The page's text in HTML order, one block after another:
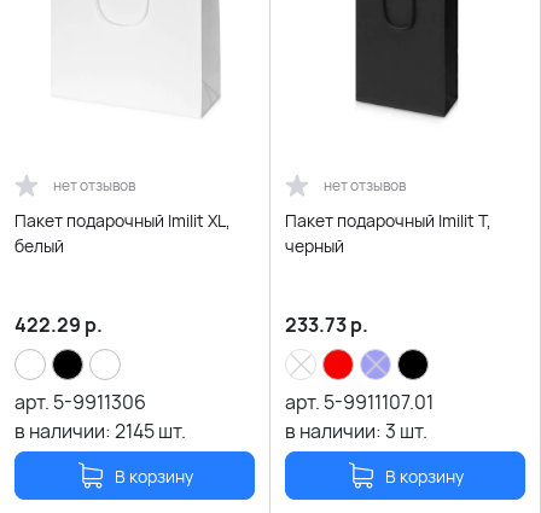
нет отзывов
Пакет подарочный Imilit XL,
белый
422.29 р.
арт. 5-9911306
в наличии:2145шт.
В корзину
нет отзывов
Пакет подарочный Imilit T,
черный
233.73р.
арт. 5-9911107.01
в наличии:3 шт.
В корзину